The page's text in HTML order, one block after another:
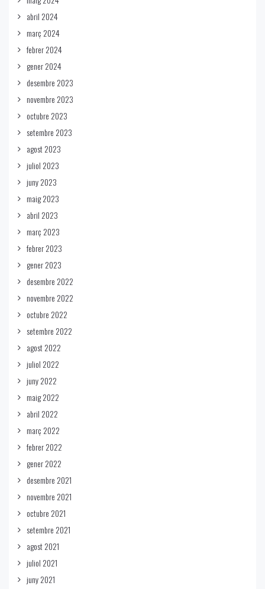
abril 2024
març 2024
febrer 2024
gener 2024
desembre 2023
novembre 2023
octubre 2023
setembre 2023
agost 2023
juliol 2023
juny 2023
maig 2023
abril 2023
març 2023
febrer 2023
gener 2023
desembre 2022
novembre 2022
octubre 2022
setembre 2022
agost 2022
juliol 2022
juny 2022
maig 2022
abril 2022
març 2022
febrer 2022
gener 2022
desembre 2021
novembre 2021
octubre 2021
setembre 2021
agost 2021
juliol 2021
juny 2021